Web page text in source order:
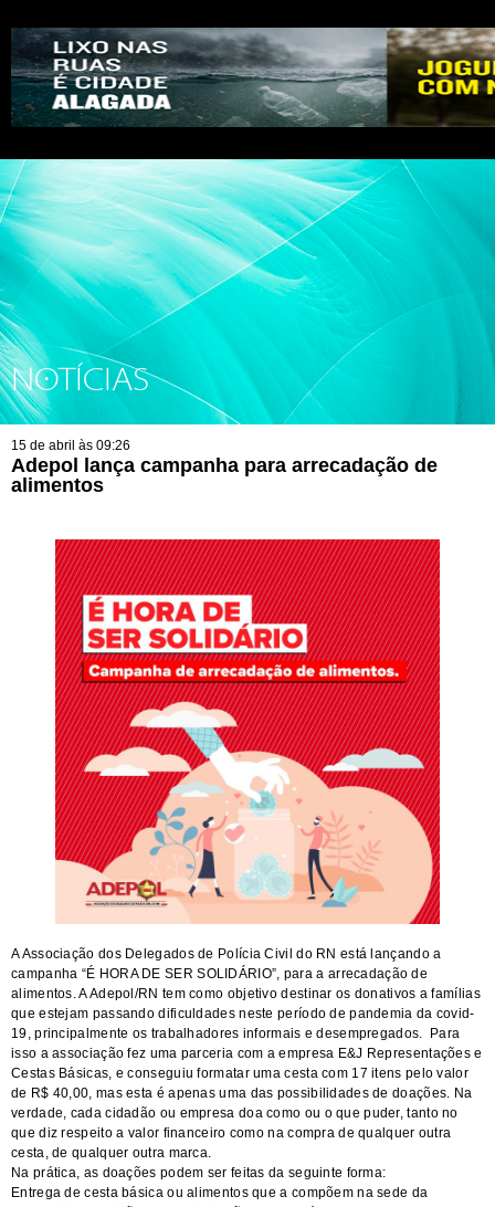
NOTÍCIAS
15 de abril às 09:26
Adepol lança campanha para arrecadação de
alimentos
A Associação dos Delegados de Polícia Civil do RN está lançando a
campanha “É HORA DE SER SOLIDÁRIO”, para a arrecadação de
alimentos. A Adepol/RN tem como objetivo destinar os donativos a famílias
que estejam passando dificuldades neste período de pandemia da covid-
19, principalmente os trabalhadores informais e desempregados. Para
isso a associação fez uma parceria com a empresa E&J Representações e
Cestas Básicas, e conseguiu formatar uma cesta com 17 itens pelo valor
de R$ 40,00, mas esta é apenas uma das possibilidades de doações. Na
verdade, cada cidadão ou empresa doa como ou o que puder, tanto no
que diz respeito a valor financeiro como na compra de qualquer outra
cesta, de qualquer outra marca.
Na prática, as doações podem ser feitas da seguinte forma:
Entrega de cesta básica ou alimentos que a compõem na sede da